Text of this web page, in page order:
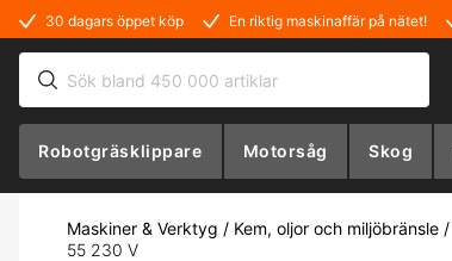
30 dagars öppet köp En riktig maskinaffär på nätet!
Robotgräsklippare Motorsåg Skog
Maskiner & Verktyg / Kem, oljor och miljöbränsle /
55 230 V